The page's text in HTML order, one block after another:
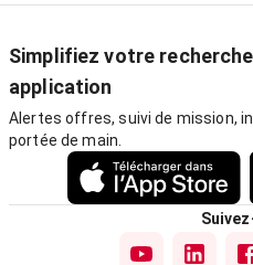
Simplifiez votre
application
Alertes offres, suivi de mission,
portée de main.